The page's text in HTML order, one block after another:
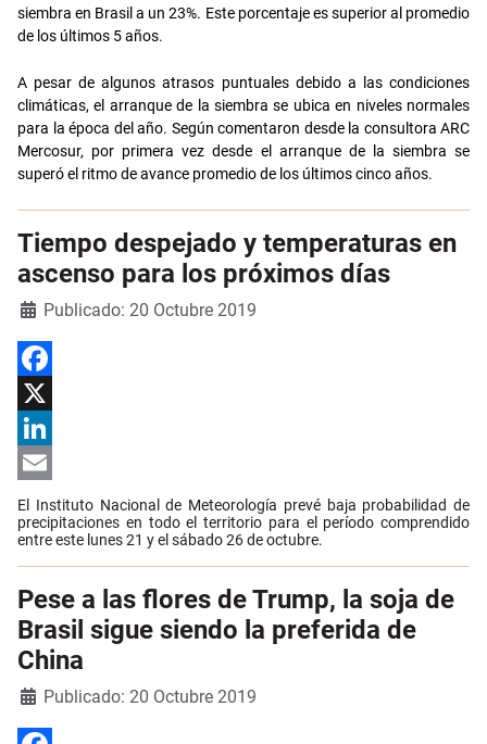
siembra en Brasil a un 23%. Este porcentaje es superior al promedio
de los últimos 5 años.
A pesar de algunos atrasos puntuales debido a las condiciones
climáticas, el arranque de la siembra se ubica en niveles normales
para la época del año. Según comentaron desde la consultora ARC
Mercosur, por primera vez desde el arranque de la siembra se
superó el ritmo de avance promedio de los últimos cinco años.
Tiempo despejado y temperaturas en
ascenso para los próximos días
Detalles
Publicado: 20 Octubre 2019
Facebook
X
LinkedIn
Email
El Instituto Nacional de Meteorología prevé baja probabilidad de
precipitaciones en todo el territorio para el período comprendido
entre este lunes 21 y el sábado 26 de octubre.
Pese a las flores de Trump, la soja de
Brasil sigue siendo la preferida de
China
Detalles
Publicado: 20 Octubre 2019